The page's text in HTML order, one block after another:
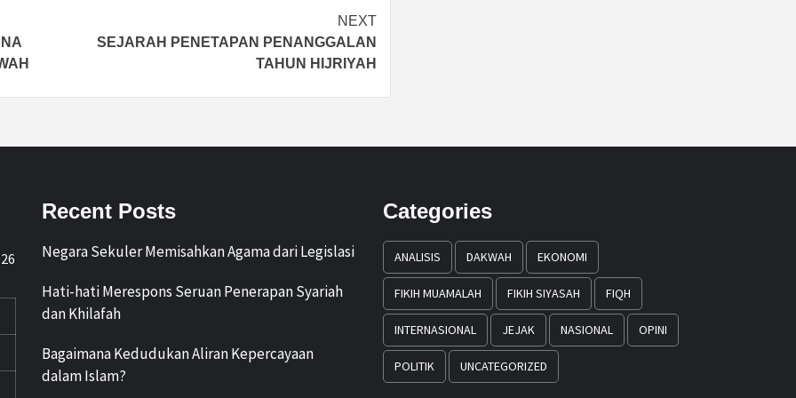
NEXT
SEJARAH PENETAPAN PENANGGALAN
TAHUN HIJRIYAH
Recent Posts
Negara Sekuler Memisahkan Agama dari Legislasi
Hati-hati Merespons Seruan Penerapan Syariah
dan Khilafah
Bagaimana Kedudukan Aliran Kepercayaan
dalam Islam?
Categories
ANALISIS DAKWAH EKONOMI
FIKIH MUAMALAH FIKIH SIYASAH FIQH
INTERNASIONAL JEJAK NASIONAL OPINI
POLITIK UNCATEGORIZED